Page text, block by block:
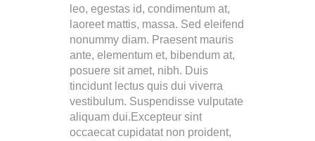
leo, egestas id, condimentum at,
laoreet mattis, massa. Sed eleifend
nonummy diam. Praesent mauris
ante, elementum et, bibendum at,
posuere sit amet, nibh. Duis
tincidunt lectus quis dui viverra
vestibulum. Suspendisse vulputate
aliquam dui.Excepteur sint
occaecat cupidatat non proident,